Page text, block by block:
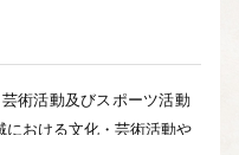
術活動及びスポーツ活動
における文化・芸術活動や